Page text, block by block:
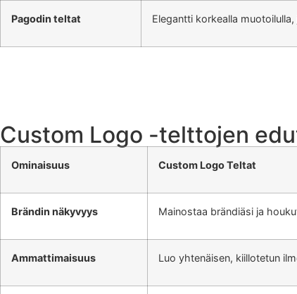
Pagodin teltat Elegantti korkealla
Custom Logo -telttojen
Ominaisuus Custom Logo Teltat
Brändin näkyvyys Mainostaa brändiäsi ja
Ammattimaisuus Luo yhtenäisen, kiillotetun